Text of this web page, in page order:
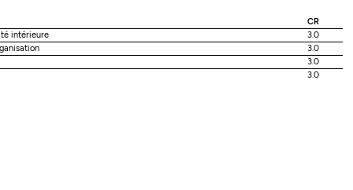
CR
intérieure
3.0
3.0
3.0
3.0